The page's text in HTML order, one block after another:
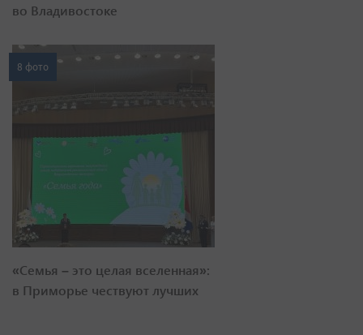
во Владивостоке
8 фото
«Семья – это целая вселенная»:
в Приморье чествуют лучших